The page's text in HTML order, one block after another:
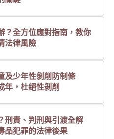
？全方位應對指南，教你
法律風險
及少年性剝削防制條
年，杜絕性剝削
刑責、判刑與引渡全解
品犯罪的法律後果